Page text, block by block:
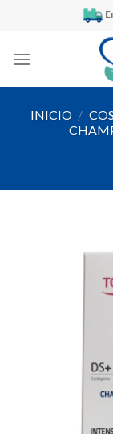
INICIO /